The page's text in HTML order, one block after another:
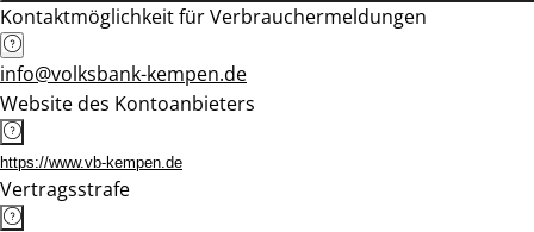
Kontaktmöglichkeit für Verbrauchermeldungen
info@volksbank-kempen.de
Website des Kontoanbieters
https://www.vb-kempen.de
Vertragsstrafe